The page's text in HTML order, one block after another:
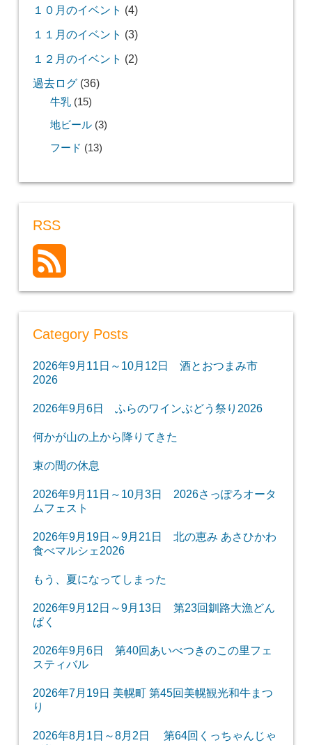
１０月のイベント (4)
１１月のイベント (3)
１２月のイベント (2)
過去ログ(36)
牛乳(15)
地ビール(3)
フード (13)
RSS
Category Posts
2026年9月11日～10月12日 酒とおつまみ市
2026
2026年9月6日 ふらのワインぶどう祭り2026
何かが山の上から降りてきた
束の間の休息
2026年9月11日～10月3日 2026さっぽろオータ
ムフェスト
2026年9月19日～9月21日 北の恵み あさひかわ
食べマルシェ2026
もう、夏になってしまった
2026年9月12日～9月13日 第23回釧路大漁どん
ぱく
2026年9月6日 第40回あいべつきのこの里フェ
スティバル
2026年7月19日 美幌町 第45回美幌観光和牛まつ
り
2026年8月1日～8月2日 第64回くっちゃんじゃ